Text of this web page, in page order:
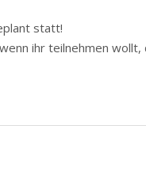
statt!
ihr teilnehmen